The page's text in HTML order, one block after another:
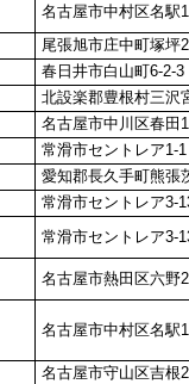
名古屋市中村区名駅
尾張旭市庄中町塚坪
春日井市白山町6-2-3
北設楽郡豊根村三沢
名古屋市中川区春田
常滑市セントレア1-1
愛知郡長久手町熊張
常滑市セントレア3-
常滑市セントレア3-
名古屋市熱田区六野
名古屋市中村区名駅
名古屋市守山区吉根